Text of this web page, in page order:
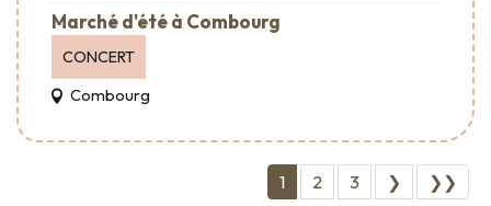
Marché d'été à Combourg
CONCERT
Combourg
1 2 3 ❯ ❯❯